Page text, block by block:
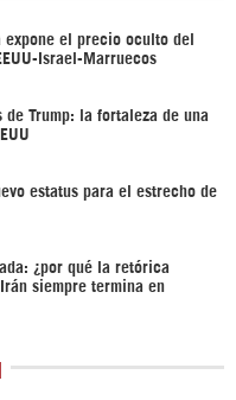
expone el precio oculto del
Israel-Marruecos
de Trump: la fortaleza de una
estatus para el estrecho de
¿por qué la retórica
siempre termina en